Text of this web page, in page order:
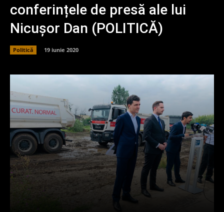
conferințele de presă ale lui
Nicușor Dan (POLITICĂ)
Politică 19 iunie 2020